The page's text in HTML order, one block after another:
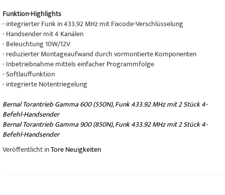
Funktion-Highlights
- integrierter Funk in 433.92 MHz mit Fixcode-Verschlüsselung
- Handsender mit 4 Kanälen
- Beleuchtung 10W/12V
- reduzierter Montageaufwand durch vormontierte Komponenten
- Inbetriebnahme mittels einfacher Programmfolge
- Softlauffunktion
- integrierte Notentriegelung
Bernal Torantrieb Gamma 600 (550N), Funk 433.92 MHz mit 2 Stück 4-
Befehl-Handsender
Bernal Torantrieb Gamma 900 (850N), Funk 433.92 MHz mit 2 Stück 4-
Befehl-Handsender
Veröffentlicht inTore Neuigkeiten